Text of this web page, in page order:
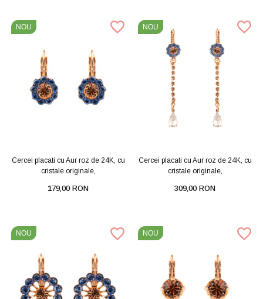
NOU
Cercei placati cu Aur roz de 24K, cu
cristale originale,
179,00 RON
NOU
Cercei placati cu Aur roz de 24K, cu
cristale originale,
309,00 RON
NOU NOU